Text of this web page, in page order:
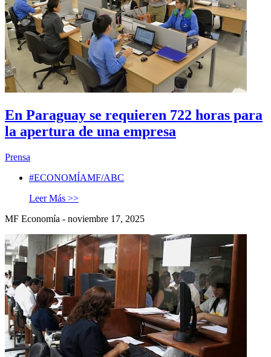
En Paraguay se requieren 722 horas para
la apertura de una empresa
Prensa
#ECONOMÍAMF/ABC
Leer Más >>
MF Economía - noviembre 17, 2025